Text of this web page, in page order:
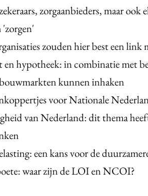
zorgaanbieders, maar ook
zouden hier best een link
hypotheek: in combinatie met
kunnen inhaken
voor Nationale
van Nederland: dit thema
een kans voor de
waar zijn de LOI en NCOI?